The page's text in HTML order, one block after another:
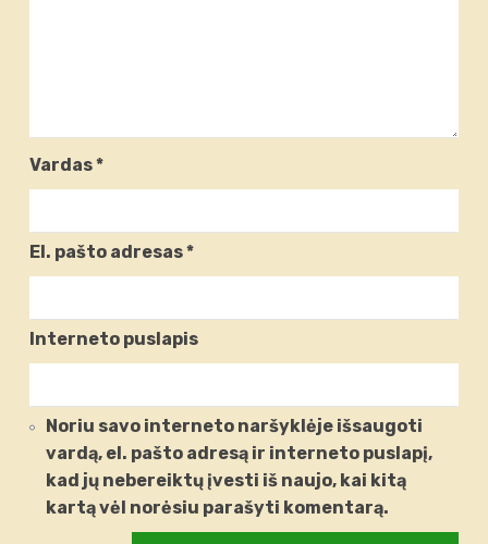
Vardas*
El. pašto adresas*
Interneto puslapis
Noriu savo interneto naršyklėje išsaugoti
vardą, el. pašto adresą ir interneto puslapį,
kad jų nebereiktų įvesti iš naujo, kai kitą
kartą vėl norėsiu parašyti komentarą.